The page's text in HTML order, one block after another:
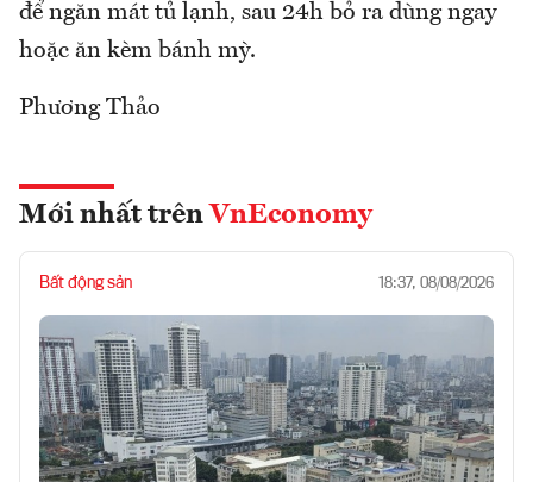
để ngăn mát tủ lạnh, sau 24h bỏ ra dùng ngay
hoặc ăn kèm bánh mỳ.
Phương Thảo
Mới nhất trên VnEconomy
Bất động sản 18:37, 08/08/2026